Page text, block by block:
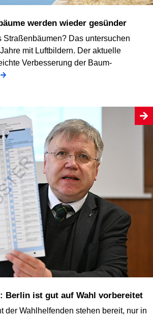
werden wieder gesünder
Straßenbäumen? Das untersuchen
mit Luftbildern. Der aktuelle
Verbesserung der Baum-
Berlin ist gut auf Wahl vorbereitet
der Wahlhelfenden stehen bereit, nur in